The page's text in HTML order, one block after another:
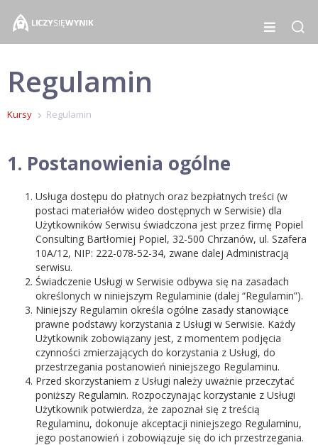
Regulamin
Kursy Regulamin
1. Postanowienia ogólne
Usługa dostępu do płatnych oraz bezpłatnych treści (w
postaci materiałów wideo dostępnych w Serwisie) dla
Użytkowników Serwisu świadczona jest przez firmę Popiel
Consulting Bartłomiej Popiel, 32-500 Chrzanów, ul. Szafera
10A/12, NIP: 222-078-52-34, zwane dalej Administracją
serwisu.
Świadczenie Usługi w Serwisie odbywa się na zasadach
określonych w niniejszym Regulaminie (dalej “Regulamin”).
Niniejszy Regulamin określa ogólne zasady stanowiące
prawne podstawy korzystania z Usługi w Serwisie. Każdy
Użytkownik zobowiązany jest, z momentem podjęcia
czynności zmierzających do korzystania z Usługi, do
przestrzegania postanowień niniejszego Regulaminu.
Przed skorzystaniem z Usługi należy uważnie przeczytać
poniższy Regulamin. Rozpoczynając korzystanie z Usługi
Użytkownik potwierdza, że zapoznał się z treścią
Regulaminu, dokonuje akceptacji niniejszego Regulaminu,
jego postanowień i zobowiązuje się do ich przestrzegania.